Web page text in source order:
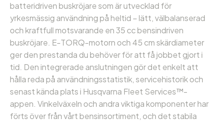
batteridriven buskröjare som är utvecklad för
yrkesmässig användning på heltid – lätt, välbalanserad
och kraftfull motsvarande en 35 cc bensindriven
buskröjare. E-TORQ-motorn och 45 cm skärdiameter
ger den prestanda du behöver för att få jobbet gjort i
tid. Den integrerade anslutningen gör det enkelt att
hålla reda på användningsstatistik, servicehistorik och
senast kända plats i Husqvarna Fleet Services™-
appen. Vinkelväxeln och andra viktiga komponenter har
förts över från vårt bensinsortiment, och det stabila